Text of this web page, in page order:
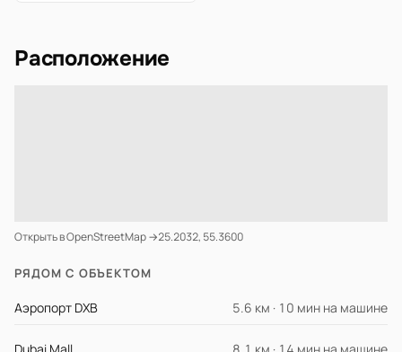
Расположение
Открыть в OpenStreetMap →25.2032, 55.3600
РЯДОМ С ОБЪЕКТОМ
Аэропорт DXB 5.6 км · 10 мин на машине